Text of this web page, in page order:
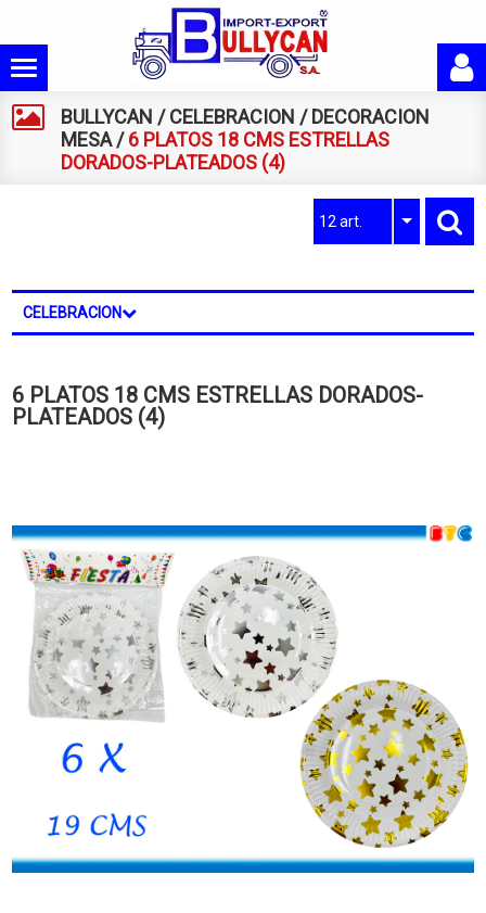
BULLYCAN /CELEBRACION / DECORACION
MESA/6 PLATOS 18 CMS ESTRELLAS
DORADOS-PLATEADOS (4)
12 art.
CELEBRACION
6 PLATOS 18 CMS ESTRELLAS DORADOS-
PLATEADOS (4)